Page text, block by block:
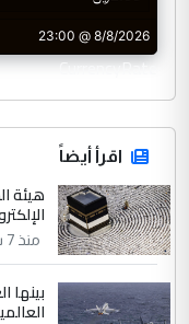
CurrencyRate
اقرأ أيضاً
هيئة
منذ 7 ساعة
بينها